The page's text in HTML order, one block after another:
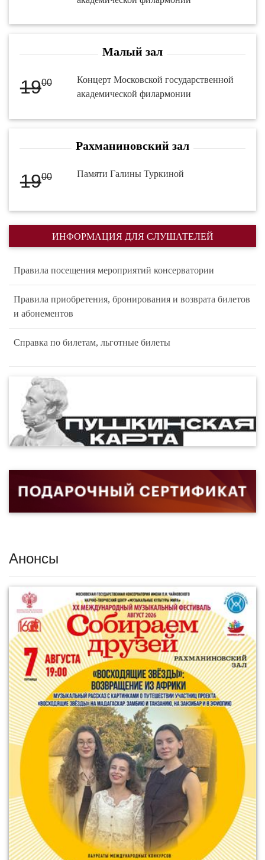
Малый зал
1900
Концерт Московской государственной
академической филармонии
Рахманиновский зал
1900 Памяти Галины Туркиной
ИНФОРМАЦИЯ ДЛЯ СЛУШАТЕЛЕЙ
Правила посещения мероприятий консерватории
Правила приобретения, бронирования и возврата билетов
и абонементов
Справка по билетам, льготные билеты
Анонсы